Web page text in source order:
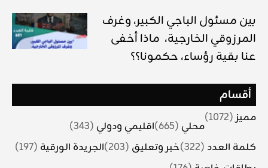
بين مسئول الباجي الكبير، وغرف
المرزوقي الخارجية، ماذا أخفى
عنا بقية رؤساء، حكمونا؟؟
أقسام
مميز(1072)
محلي (665) اقليمي ودولي (343)
كلمة العدد (322) خبر وتعليق (203) الجريدة الورقية (197)